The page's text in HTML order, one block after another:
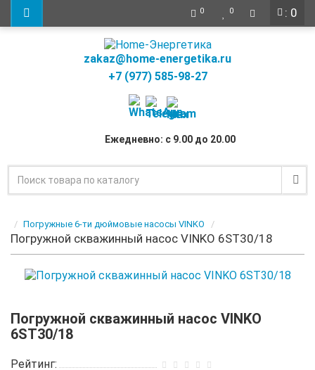
: 0
0 0
zakaz@home-energetika.ru
+7 (977) 585-98-27
Ежедневно: с 9.00 до 20.00
Погружные 6-ти дюймовые насосы VINKO
Погружной скважинный насос VINKO 6ST30/18
Погружной скважинный насос VINKO
6ST30/18
Рейтинг: